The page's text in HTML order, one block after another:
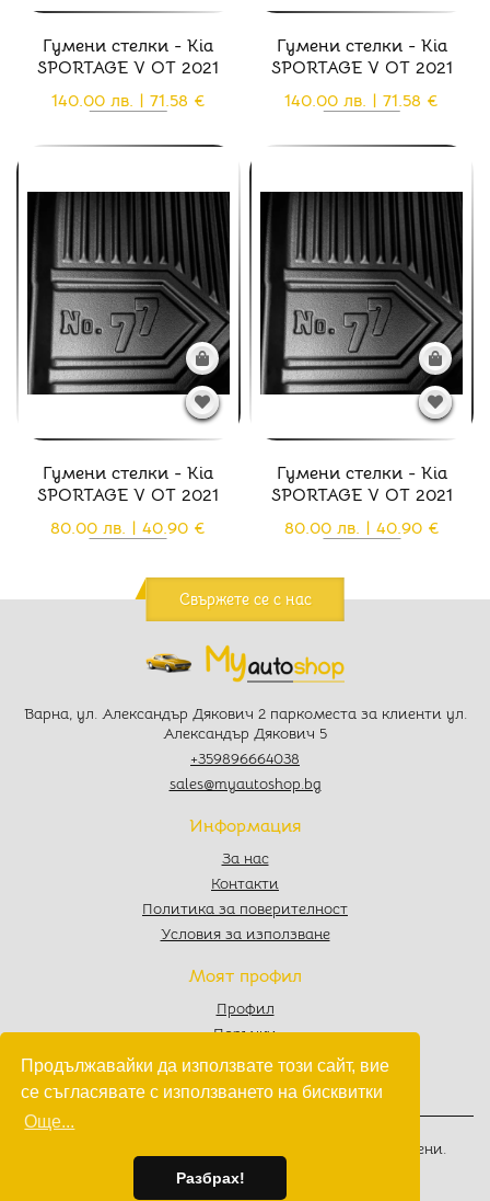
Продължавайки да използвате този сайт, вие
се съгласявате с използването на бисквитки
Още...
Разбрах!
Гумени стелки - Kia
SPORTAGE V ОТ 2021
140.00 лв. | 71.58 €
Гумени стелки - Kia
SPORTAGE V ОТ 2021
140.00 лв. | 71.58 €
Гумени стелки - Kia
SPORTAGE V ОТ 2021
80.00 лв. | 40.90 €
Гумени стелки - Kia
SPORTAGE V ОТ 2021
80.00 лв. | 40.90 €
Свържете се с нас
Варна, ул. Александър Дякович 2 паркоместа за клиенти ул.
Александър Дякович 5
+359896664038
sales@myautoshop.bg
Информация
За нас
Контакти
Политика за поверителност
Условия за използване
Моят профил
Профил
Поръчки
Любими
Количка
. Всички права запазени.
Изработка на софтуер